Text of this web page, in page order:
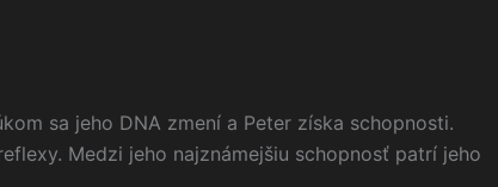
sa jeho DNA zmení a Peter získa schopnosti.
Medzi jeho najznámejšiu schopnosť patrí jeho